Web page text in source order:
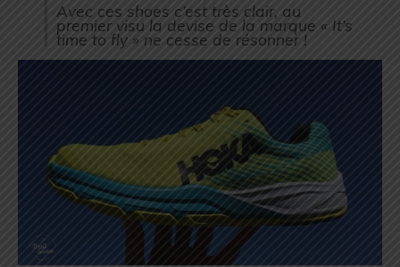
Avec ces shoes c’est très clair, au
premier visu la devise de la marque « It’s
time to fly » ne cesse de résonner !